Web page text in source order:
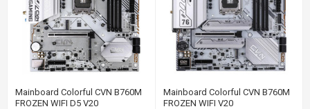
Mainboard Colorful CVN B760M
FROZEN WIFI D5 V20
Mainboard Colorful CVN B760M
FROZEN WIFI V20